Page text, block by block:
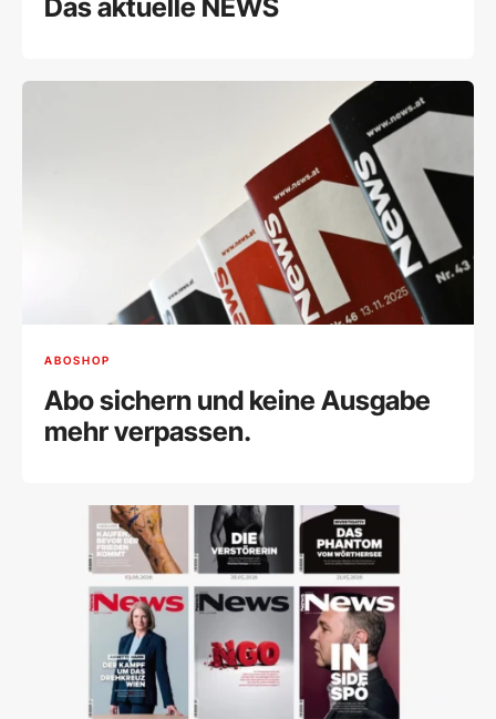
Das aktuelle NEWS
ABOSHOP
Abo sichern und keine Ausgabe
mehr verpassen.